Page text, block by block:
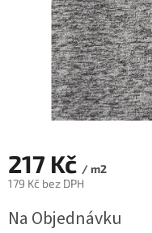
217 Kč / m2
179 Kč bez DPH
cena:
Na Objednávku